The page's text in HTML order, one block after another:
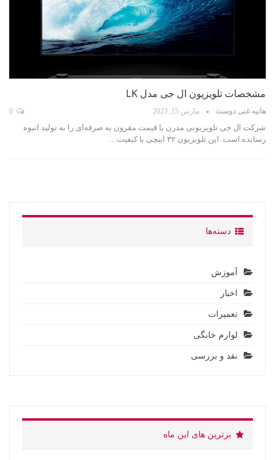
مشخصات تلویزیون ال جی مدل LK
هانیه غنی دوست مارس 15, 2023
شرکت ال جی تلویزیونی مدرن با قیمت مقرون به صرفه‌ای را به تولید انبوه
رسانده است. این تلویزیون ۳۲ اینچی با کیفیت…
دسته‌ها
آموزش
اخبار
تعمیرات
لوارم خانگی
نقد و بررسی
برترین های این ماه